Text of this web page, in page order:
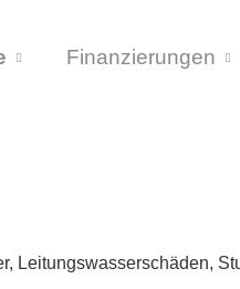
Finanzierungen
Leitungswasserschäden,